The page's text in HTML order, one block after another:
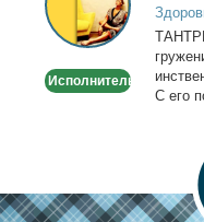
Исполнитель
С его